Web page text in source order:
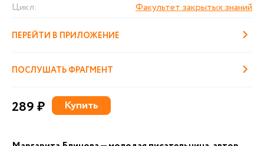
Цикл:
Факультет закрытых знаний
ПЕРЕЙТИ В ПРИЛОЖЕНИЕ
ПОСЛУШАТЬ ФРАГМЕНТ
289 ₽ Купить